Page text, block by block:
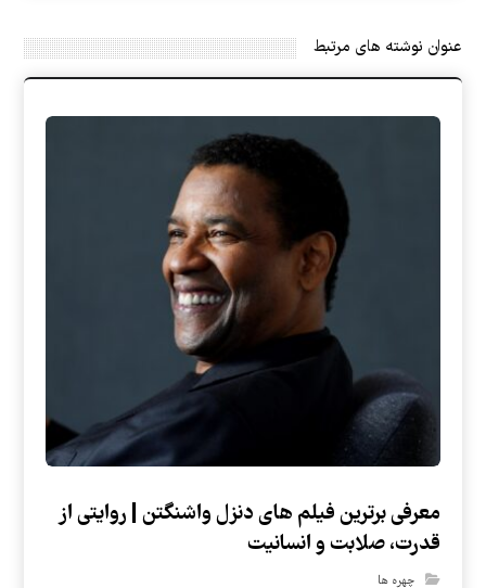
عنوان ‫نوشته های مرتبط
معرفی برترین فیلم های دنزل واشنگتن | روایتی از
قدرت، صلابت و انسانیت
چهره ها